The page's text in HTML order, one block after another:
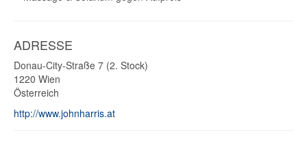
ADRESSE
Donau-City-Straße 7 (2. Stock)
1220 Wien
Österreich
http://www.johnharris.at